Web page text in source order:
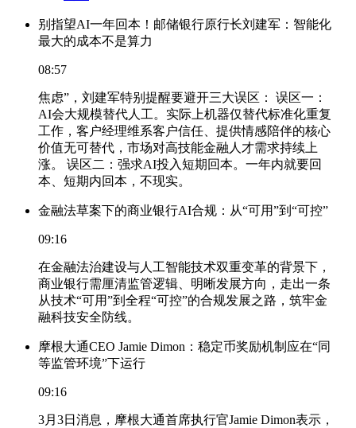
别指望AI一年回本！邮储银行原行长刘建军：智能化
最大的成本不是算力
08:57
焦虑”，刘建军特别提醒要避开三大误区： 误区一：
AI会大规模替代人工。实际上机器仅替代标准化重复
工作，客户经理维系客户信任、提供情感陪伴的核心
价值无可替代，市场对高技能金融人才需求持续上
涨。 误区二：强求AI投入短期回本。一年内就要回
本、短期内回本，不现实。
金融法草案下的商业银行AI合规：从“可用”到“可控”
09:16
在金融法治建设与人工智能技术双重变革的背景下，
商业银行需厘清监管逻辑、明晰发展方向，走出一条
从技术“可用”到全程“可控”的合规发展之路，筑牢金
融科技安全防线。
摩根大通CEO Jamie Dimon：稳定币奖励机制应在“同
等监管环境”下运行
09:16
3月3日消息，摩根大通首席执行官Jamie Dimon表示，